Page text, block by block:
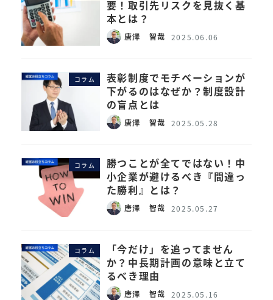
要！取引先リスクを見抜く基
本とは？
唐澤 智哉 2025.06.06
コラム
表彰制度でモチベーションが
下がるのはなぜか？制度設計
の盲点とは
唐澤 智哉 2025.05.28
コラム
勝つことが全てではない！中
小企業が避けるべき『間違っ
た勝利』とは？
唐澤 智哉 2025.05.27
コラム
「今だけ」を追ってません
か？中長期計画の意味と立て
るべき理由
唐澤 智哉 2025.05.16